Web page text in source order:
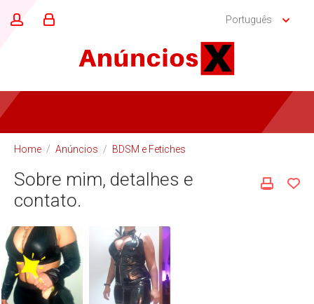
Português
Home / Anúncios / BDSM e Fetiches
Sobre mim, detalhes e
contato.